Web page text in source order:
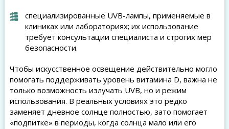
специализированные UVB-лампы, применяемые в
клиниках или лабораториях; их использование
требует консультации специалиста и строгих мер
безопасности.
Чтобы искусственное освещение действительно могло
помогать поддерживать уровень витамина D, важна не
только возможность излучать UVB, но и режим
использования. В реальных условиях это редко
заменяет дневное солнце полностью, зато помогает
«подпитке» в периоды, когда солнца мало или его